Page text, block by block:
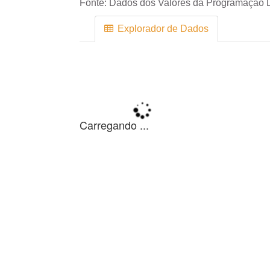
Fonte: Dados dos Valores da Programação
Explorador de Dados